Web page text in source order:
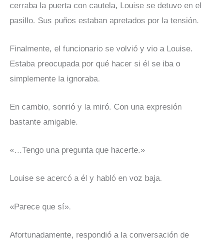
cerraba la puerta con cautela, Louise se detuvo en el
pasillo. Sus puños estaban apretados por la tensión.
Finalmente, el funcionario se volvió y vio a Louise.
Estaba preocupada por qué hacer si él se iba o
simplemente la ignoraba.
En cambio, sonrió y la miró. Con una expresión
bastante amigable.
«…Tengo una pregunta que hacerte.»
Louise se acercó a él y habló en voz baja.
«Parece que sí».
Afortunadamente, respondió a la conversación de